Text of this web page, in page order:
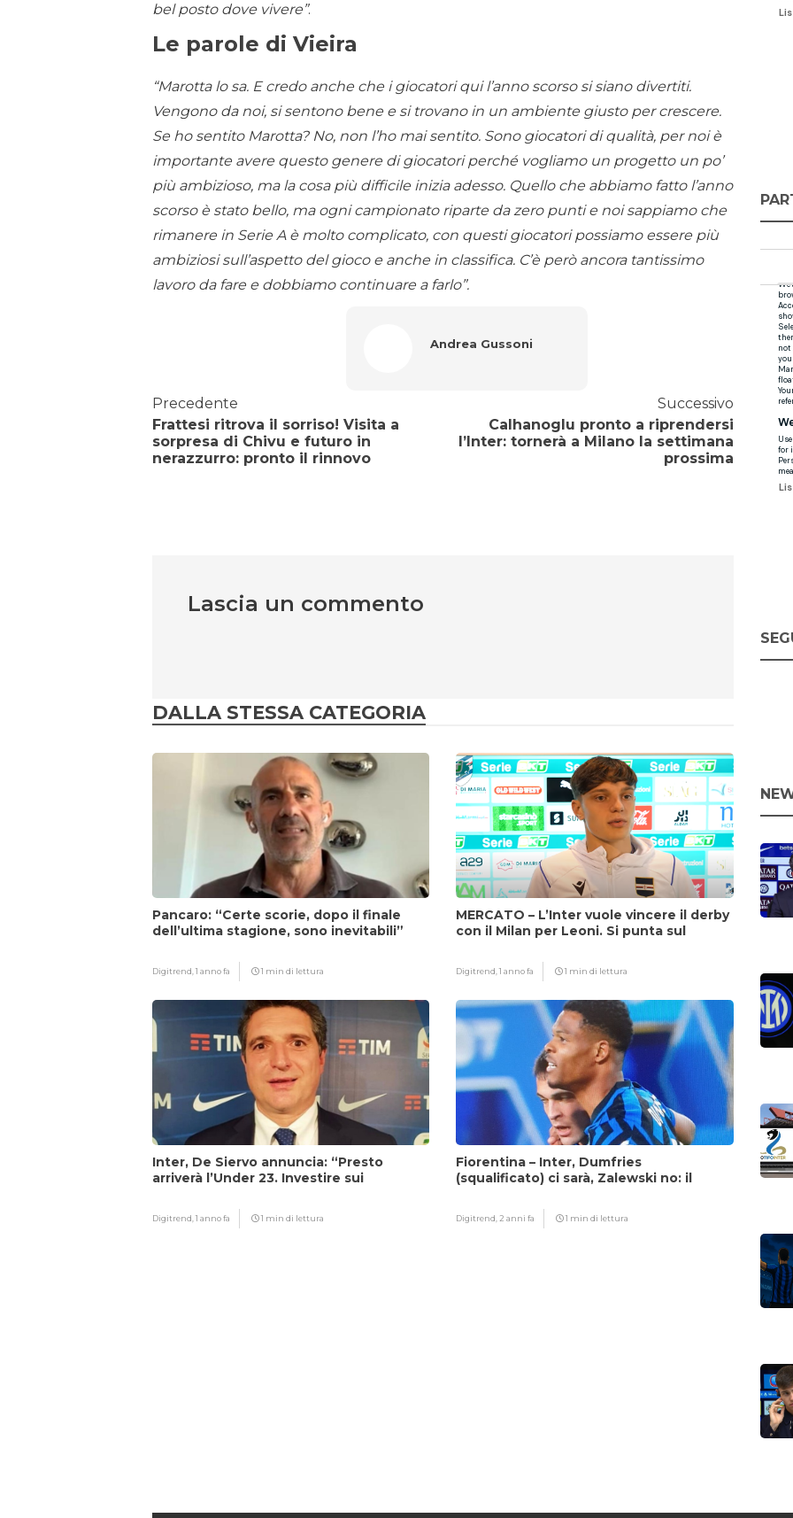
bel posto dove vivere”.
Le parole di Vieira
“Marotta lo sa. E credo anche che i giocatori qui l’anno scorso si siano divertiti.
Vengono da noi, si sentono bene e si trovano in un ambiente giusto per crescere.
Se ho sentito Marotta? No, non l’ho mai sentito. Sono giocatori di qualità, per noi è
importante avere questo genere di giocatori perché vogliamo un progetto un po’
più ambizioso, ma la cosa più difficile inizia adesso. Quello che abbiamo fatto l’anno
scorso è stato bello, ma ogni campionato riparte da zero punti e noi sappiamo che
rimanere in Serie A è molto complicato, con questi giocatori possiamo essere più
ambiziosi sull’aspetto del gioco e anche in classifica. C’è però ancora tantissimo
lavoro da fare e dobbiamo continuare a farlo”.
Andrea Gussoni
Precedente
Frattesi ritrova il sorriso! Visita a
sorpresa di Chivu e futuro in
nerazzurro: pronto il rinnovo
Successivo
Calhanoglu pronto a riprendersi
l’Inter: tornerà a Milano la settimana
prossima
Lascia un commento
DALLA STESSA CATEGORIA
Pancaro: “Certe scorie, dopo il finale
dell’ultima stagione, sono inevitabili”
Digitrend,1 anno fa 1 min di lettura
MERCATO – L’Inter vuole vincere il derby
con il Milan per Leoni. Si punta sul
Digitrend,1 anno fa 1 min di lettura
Inter, De Siervo annuncia: “Presto
arriverà l’Under 23. Investire sui
Digitrend,1 anno fa 1 min di lettura
Fiorentina – Inter, Dumfries
(squalificato) ci sarà, Zalewski no: il
Digitrend,2 anni fa 1 min di lettura